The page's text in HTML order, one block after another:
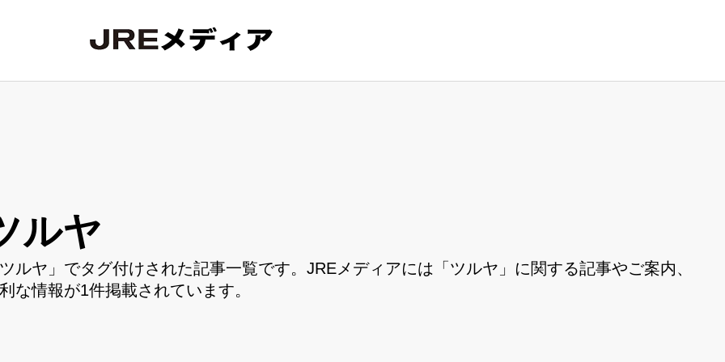
ルヤ
ルヤ」でタグ付けされた記事一覧です。JREメディアには「ツルヤ」に関する記事やご案内、
な情報が1件掲載されています。